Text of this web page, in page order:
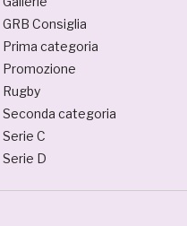
GRB Consiglia
Prima categoria
Promozione
Rugby
Seconda categoria
Serie C
Serie D